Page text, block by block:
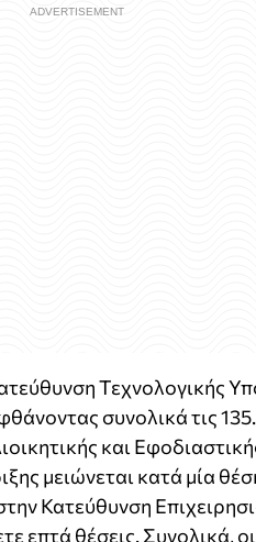
Τεχνολογικής
συνολικά τις
και
μειώνεται κατά μία
Κατεύθυνση
επτά θέσεις. Συνολικά,